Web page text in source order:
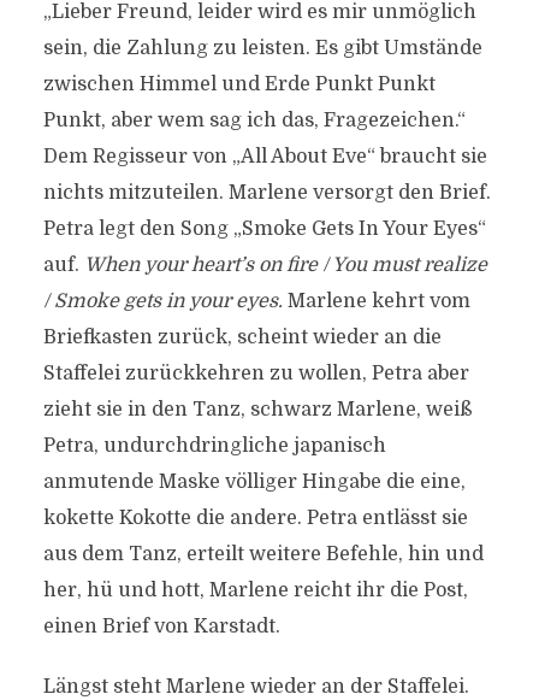
„Lieber Freund, leider wird es mir unmöglich
sein, die Zahlung zu leisten. Es gibt Umstände
zwischen Himmel und Erde Punkt Punkt
Punkt, aber wem sag ich das, Fragezeichen.“
Dem Regisseur von „All About Eve“ braucht sie
nichts mitzuteilen. Marlene versorgt den Brief.
Petra legt den Song „Smoke Gets In Your Eyes“
auf. When your heart’s on fire / You must realize
/ Smoke gets in your eyes. Marlene kehrt vom
Briefkasten zurück, scheint wieder an die
Staffelei zurückkehren zu wollen, Petra aber
zieht sie in den Tanz, schwarz Marlene, weiß
Petra, undurchdringliche japanisch
anmutende Maske völliger Hingabe die eine,
kokette Kokotte die andere. Petra entlässt sie
aus dem Tanz, erteilt weitere Befehle, hin und
her, hü und hott, Marlene reicht ihr die Post,
einen Brief von Karstadt.
Längst steht Marlene wieder an der Staffelei.